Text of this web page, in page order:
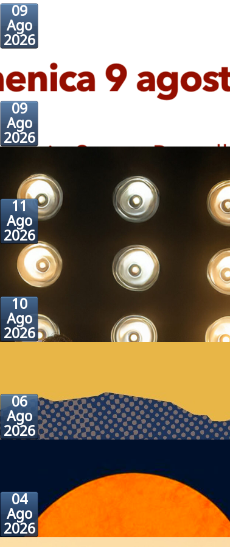
09
Ago
2026
09
Ago
2026
11
Ago
2026
Anna Maria Rubino presenta "Il Profumo del
Tempo"
La cucina come memoria, racconto e identità del territorio.
Martedì 11 agosto, alle 18, il Pi...
Marsala|Cultura|Evento in corso
10
Ago
2026
06
Ago
2026
04
Ago
2026